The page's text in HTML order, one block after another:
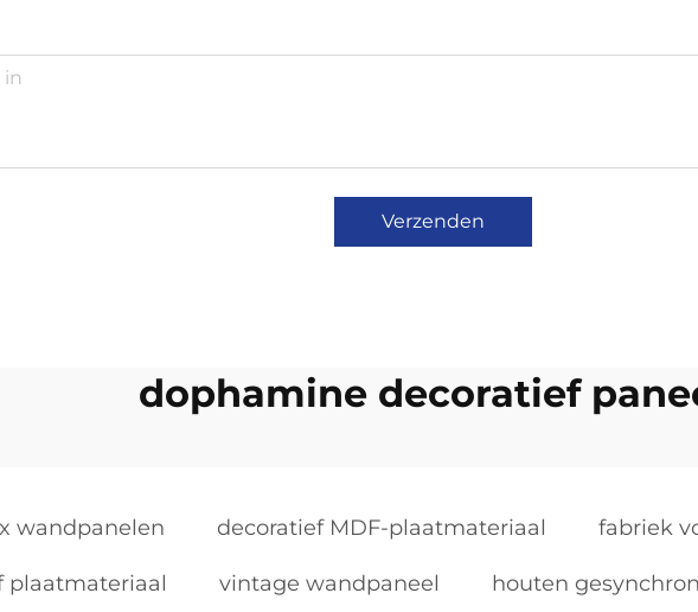
Verzenden
dophamine decoratief
wandpanelen decoratief MDF-plaatmateriaal fabriek
plaatmateriaal vintage wandpaneel houten